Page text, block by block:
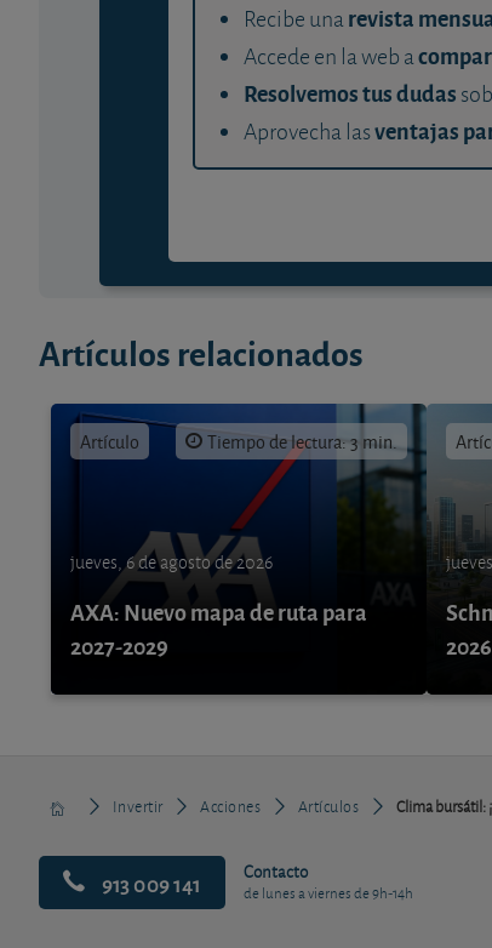
Recibe unarevista
Accede en la web a
Resolvemos tus dudas
Aprovecha lasventajas
Artículos relacionados
Artículo Tiempo de lectura: 3 min.
jueves, 6 de agosto de 2026
AXA: Nuevo mapa de ruta para
2027-2029
2026
Invertir Acciones Artículos Clima bursátil:
913 009 141 Contacto
de lunes a viernes de 9h-14h